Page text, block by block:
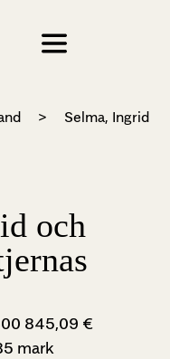
>
Selma, Ingrid
och
845,09 €
mark